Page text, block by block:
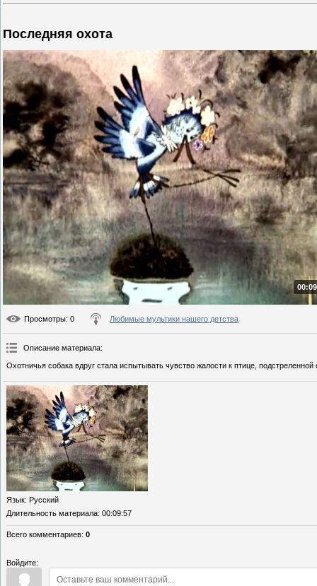
Последняя охота
Просмотры: 0 Любимые мультики нашего детства
Описание материала:
Охотничья собака вдруг стала испытывать чувство жалости к птице,
Язык: Русский
Длительность материала: 00:09:57
Всего комментариев: 0
Войдите: